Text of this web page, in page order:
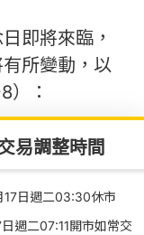
即將來臨，
所變動，以
）：
易調整時間
17日週二03:30休市
日週二07:11開市如常交